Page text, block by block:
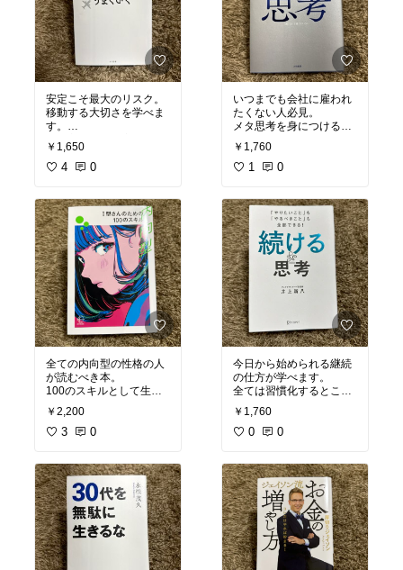
安定こそ最大のリスク。
移動する大切さを学べま
す。
考え方、収入の変化な
ど、すぐに移動したくな
るでしょう。
く #オリジナル写真 #私
の本棚 #おすすめ本
￥1,650
4 0
全ての内向型の性格の人
が読むべき本。
100のスキルとして生き
るための答えが載ってい
ます。
#読書記録 #おすすめ本
￥2,200
3 0
いつまでも会社に雇われ
たくない人必見。
メタ思考を身につけるこ
とで有効的な思考法を身
につけられます。
#メタ思考##オリジナル
写真
#読書記録 #私のバ
イブル #おすすめ本
￥1,760
1 0
今日から始められる継続
の仕方が学べます。
全ては習慣化するところ
からはじまります。
誰でもできるコツは実践
#続ける思考
#オリジナ
ル写真 #おすすめ本 #ベ
ストセラー #ジャケ買い
￥1,760
0 0